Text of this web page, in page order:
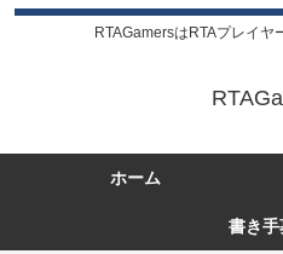
RTAGamersはRTAプレイヤ
ホーム
書き手